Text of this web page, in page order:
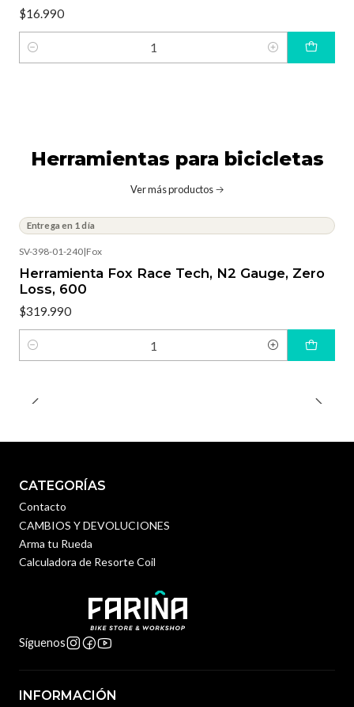
$16.990
Cantidad
Herramientas para bicicletas
Ver más productos
Entrega en 1 día
SV-398-01-240|Fox
Herramienta Fox Race Tech, N2 Gauge, Zero
Loss, 600
$319.990
Cantidad
CATEGORÍAS
Contacto
CAMBIOS Y DEVOLUCIONES
Arma tu Rueda
Calculadora de Resorte Coil
Síguenos
INFORMACIÓN